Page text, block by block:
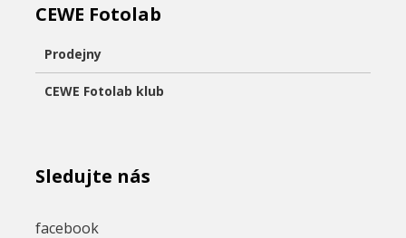
CEWE Fotolab
Prodejny
CEWE Fotolab klub
Sledujte nás
facebook